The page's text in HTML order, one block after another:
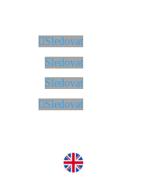
Sledovat
Sledovat
Sledovat
Sledovat